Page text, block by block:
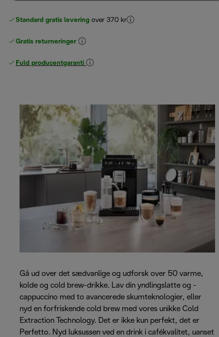
Standard gratis levering over 370 kr
Gratis returneringer
Fuld producentgaranti
Gå ud over det sædvanlige og udforsk over 50 varme,
kolde og cold brew-drikke. Lav din yndlingslatte og -
cappuccino med to avancerede skumteknologier, eller
nyd en forfriskende cold brew med vores unikke Cold
Extraction Technology. Det er ikke kun perfekt, det er
Perfetto. Nyd luksussen ved en drink i cafékvalitet, uanset